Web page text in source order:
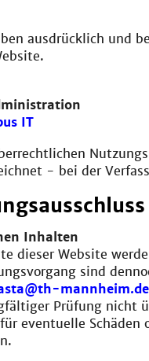
ausdrücklich und
IT
- bei der
Inhalten
dieser Website
sind
mannheim.de
Prüfung nicht
eventuelle Schäden